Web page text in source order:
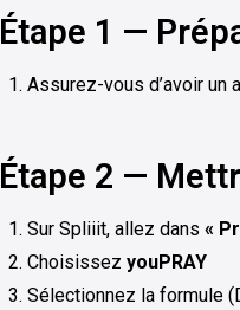
Étape 1 —
Assurez-vous d’avoir un
Étape 2 —
Sur Spliiit, allez dans «
Choisissez youPRAY
Sélectionnez la formule